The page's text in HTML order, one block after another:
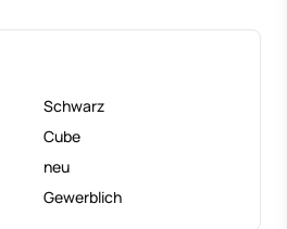
Schwarz
Cube
neu
Gewerblich